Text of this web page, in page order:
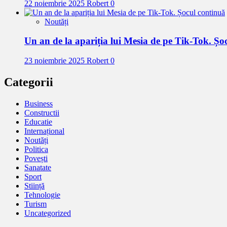
22 noiembrie 2025 Robert 0
Noutăți
Un an de la apariția lui Mesia de pe Tik-Tok.
23 noiembrie 2025 Robert 0
Categorii
Business
Constructii
Educatie
Internațional
Noutăți
Politica
Povești
Sanatate
Sport
Stiință
Tehnologie
Turism
Uncategorized